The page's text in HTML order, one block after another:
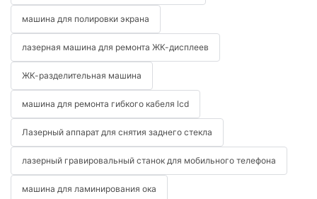
машина для полировки экрана
лазерная машина для ремонта ЖК-дисплеев
ЖК-разделительная машина
машина для ремонта гибкого кабеля lcd
Лазерный аппарат для снятия заднего стекла
лазерный гравировальный станок для мобильного телефона
машина для ламинирования ока